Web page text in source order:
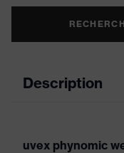
Description
uvex phynomic